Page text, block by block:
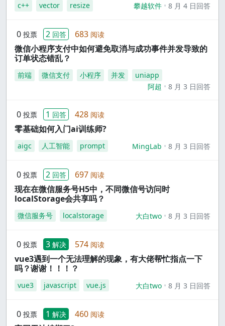
c++ vector resize 攀越软件 8 月 4 日回答
0 投票 2 回答 683 阅读
微信小程序支付中如何避免取消与成功事件并发导致的
订单状态错乱？
前端 微信支付 小程序 并发
uniapp
阿超
8 月 3 日回答
0 投票 1 回答 428 阅读
零基础如何入门ai训练师?
aigc 人工智能 prompt MingLab 8 月 3 日回答
0 投票 2 回答 697 阅读
现在在微信服务号H5中，不同微信号访问时
localStorage会共享吗？
微信服务号 localstorage 大白two 8 月 3 日回答
0 投票 3 解决 574 阅读
vue3遇到一个无法理解的现象，有大佬帮忙指点一下
吗？谢谢！！！？
vue3 javascript vue.js 大白two 8 月 3 日回答
0 投票 1 解决 460 阅读